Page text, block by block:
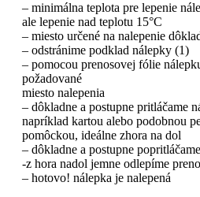
– minimálna teplota pre lepenie
ale lepenie nad teplotu 15°C
– miesto určené na nalepenie
– odstránime podklad nálepky (1)
– pomocou prenosovej fólie
požadované
miesto nalepenia
– dôkladne a postupne pritláčame
napríklad kartou alebo podobnou
pomôckou, ideálne zhora na dol
– dôkladne a postupne
-z hora nadol jemne odlepíme
– hotovo! nálepka je nalepená